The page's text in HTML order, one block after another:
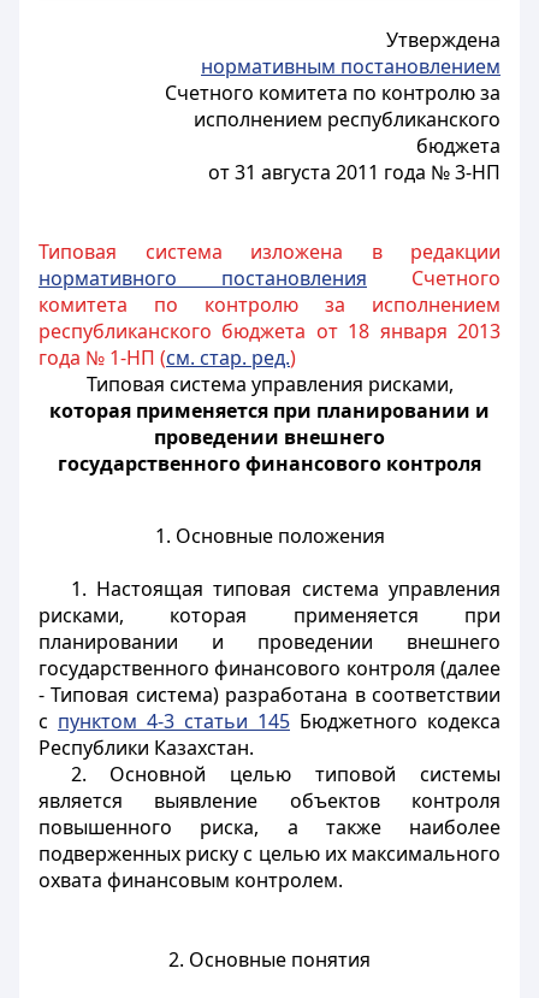
Утверждена
нормативным постановлением
Счетного комитета по контролю за
исполнением республиканского
бюджета
от 31 августа 2011 года № 3-НП
Типовая система изложена в редакции
нормативного постановления Счетного
комитета по контролю за исполнением
республиканского бюджета от 18 января 2013
года № 1-НП (см. стар. ред.)
Типовая система управления рисками,
которая применяется при планировании и
проведении внешнего
государственного финансового контроля
1. Основные положения
1. Настоящая типовая система управления
рисками, которая применяется при
планировании и проведении внешнего
государственного финансового контроля (далее
- Типовая система) разработана в соответствии
с пунктом 4-3 статьи 145 Бюджетного кодекса
Республики Казахстан.
2. Основной целью типовой системы
является выявление объектов контроля
повышенного риска, а также наиболее
подверженных риску с целью их максимального
охвата финансовым контролем.
2. Основные понятия